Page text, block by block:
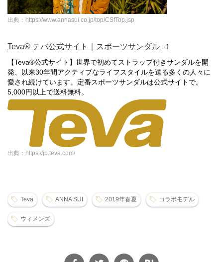
出典：https://www.annasui.co.jp/top/CSfTop.jsp
Teva® テバ公式サイト｜スポーツサンダル
【Teva®公式サイト】世界で初めてストラップ付きサンダルを開
発、以来30年間アクティブなライフスタイルを送る多くの人々に
愛され続けています。定番スポーツサンダルは公式サイトで。
5,000円以上で送料無料。
出典：https://jp.teva.com/
Teva ANNA SUI 2019年春夏 コラボモデル
ウィメンズ